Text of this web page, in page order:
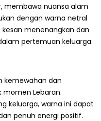
membawa nuansa alam
dengan warna netral
menenangkan dan
pertemuan keluarga.
kemewahan dan
Lebaran.
keluarga, warna ini dapat
penuh energi positif.